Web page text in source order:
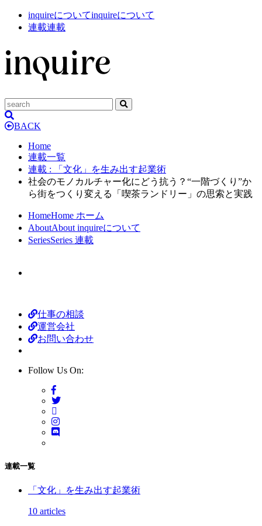
inquireについてinquireについて
連載連載
BACK
Home
連載一覧
連載 : 「文化」を生み出す起業術
社会のモノカルチャー化にどう抗う？“一階づくり”か
ら街をつくり変える「喫茶ランドリー」の思索と実践
HomeHome ホーム
AboutAbout inquireについて
SeriesSeries 連載
仕事の相談
運営会社
お問い合わせ
Follow Us On:
連載一覧
「文化」を生み出す起業術
10 articles